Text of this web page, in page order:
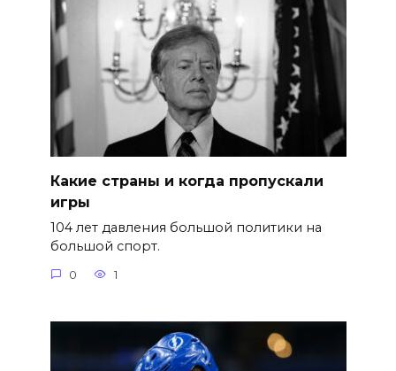
Какие страны и когда пропускали
игры
104 лет давления большой политики на
большой спорт.
0 1